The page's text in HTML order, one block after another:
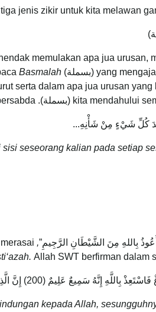
jenis zikir untuk kita melawan
yang (بسملة) apabila mula melakukan sesuatu perkara. Walaubagaimana pun membaca Basmalah
serta dalam apa jua urusan yang
kita mendahului (بسملة). Rasulullah SAW bersabda:
كُلِّ شَيْءٍ مِنْ شَأْنِهِ...
seseorang kalian pada setiap
,
Allah SWT berfirman dalam
اتَّقَوْا إِذَا مَسَّهُمْ طَائِفٌ مِنَ الشَّيْطَانِ تَذَكَّرُوا فَإِذَا هُمْ مُبْصِرُونَ (201)
kepada Allah,